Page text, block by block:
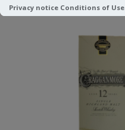
Privacy notice Conditions of Use